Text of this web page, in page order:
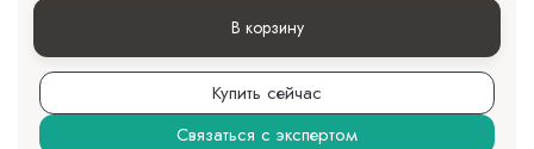
В корзину
Купить сейчас
Связаться с экспертом